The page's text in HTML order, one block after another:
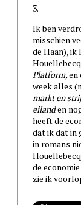
3.
Ik ben
misschien
de Haan), ik
Platform,en
week alles
markt en
eilanden
heeft de
dat ik dat in
in romans
Houellebecq
de
zie ik